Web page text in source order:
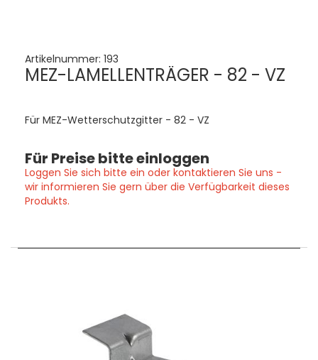
Artikelnummer: 193
MEZ-LAMELLENTRÄGER - 82 - VZ
Für MEZ-Wetterschutzgitter - 82 - VZ
Für Preise bitte einloggen
Loggen Sie sich bitte ein oder kontaktieren Sie uns -
wir informieren Sie gern über die Verfügbarkeit dieses
Produkts.